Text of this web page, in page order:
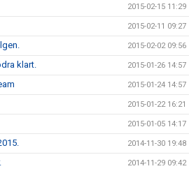
2015-02-15 11:29
2015-02-11 09:27
2015-02-02 09:56
klart. 2015-01-26 14:57
2015-01-24 14:57
2015-01-22 16:21
2015-01-05 14:17
2014-11-30 19:48
2014-11-29 09:42